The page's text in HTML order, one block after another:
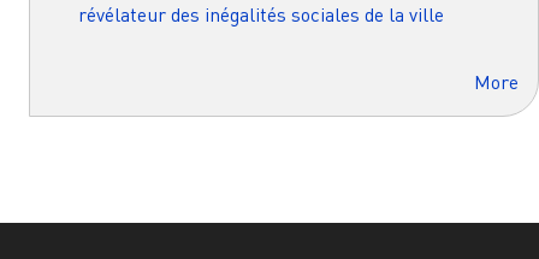
révélateur des inégalités sociales de la ville
More